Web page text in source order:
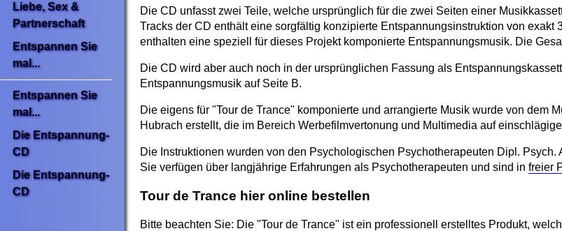
Liebe, Sex &
Partnerschaft
Entspannen Sie
mal...
Entspannen Sie
mal...
Die Entspannung-
CD
Die Entspannung-
CD
Die CD unfasst zwei Teile, welche ursprünglich für die zwei Seiten einer
Tracks der CD enthält eine sorgfältig konzipierte Entspannungsinstruktion von exakt
enthalten eine speziell für dieses Projekt komponierte Entspannungsmusik. Die
Die CD wird aber auch noch in der ursprünglichen Fassung als
Entspannungsmusik auf Seite B.
Die eigens für "Tour de Trance" komponierte und arrangierte Musik wurde von dem
Hubrach erstellt, die im Bereich Werbefilmvertonung und Multimedia auf
Die Instruktionen wurden von den Psychologischen Psychotherapeuten Dipl. Psych.
Sie verfügen über langjährige Erfahrungen als Psychotherapeuten und sind in freier
Tour de Trance hieronline bestellen
Bitte beachten Sie: Die "Tour de Trance" ist ein professionell erstelltes Produkt,